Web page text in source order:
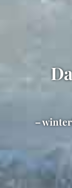
–